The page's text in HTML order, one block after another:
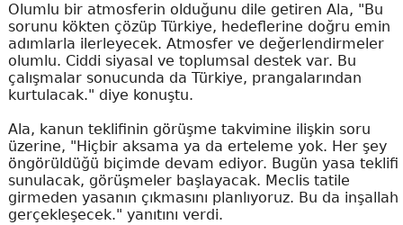
Olumlu bir atmosferin olduğunu dile getiren Ala, "Bu
sorunu kökten çözüp Türkiye, hedeflerine doğru emin
adımlarla ilerleyecek. Atmosfer ve değerlendirmeler
olumlu. Ciddi siyasal ve toplumsal destek var. Bu
çalışmalar sonucunda da Türkiye, prangalarından
kurtulacak." diye konuştu.
Ala, kanun teklifinin görüşme takvimine ilişkin soru
üzerine, "Hiçbir aksama ya da erteleme yok. Her şey
öngörüldüğü biçimde devam ediyor. Bugün yasa teklifi
sunulacak, görüşmeler başlayacak. Meclis tatile
girmeden yasanın çıkmasını planlıyoruz. Bu da inşallah
gerçekleşecek." yanıtını verdi.